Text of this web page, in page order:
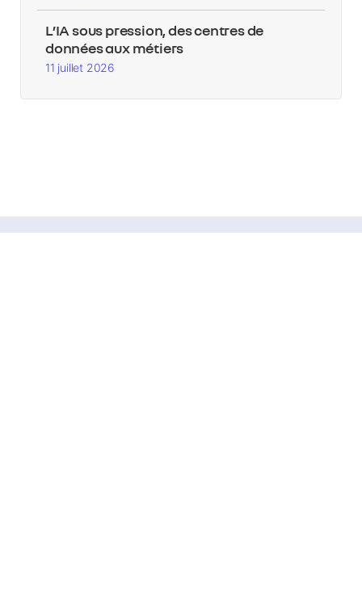
L’IA sous pression, des centres de
données aux métiers
11 juillet 2026